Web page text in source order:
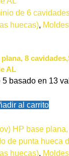
huecas), Moldes
plana, 8
AL
5 basado en 13
al carrito
huecas), Moldes